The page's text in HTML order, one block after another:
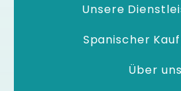
Unsere
Spanischer
Über uns